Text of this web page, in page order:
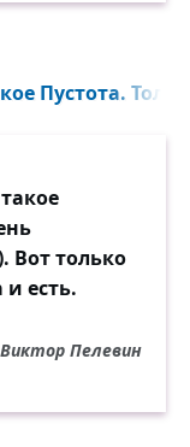
Пустота.
Вот только
есть.
Виктор Пелевин